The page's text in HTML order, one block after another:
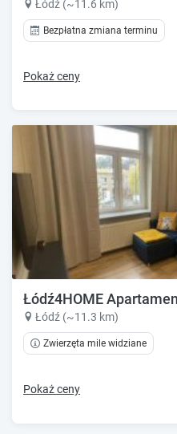
Łódź (~11.6 km)
Bezpłatna zmiana terminu
Pokaż ceny
Łódź4HOME
Łódź (~11.3 km)
Zwierzęta mile widziane
Pokaż ceny